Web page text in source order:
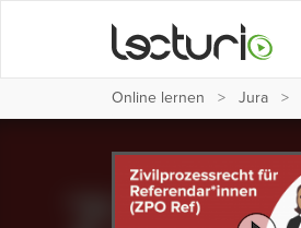
Online lernen Jura